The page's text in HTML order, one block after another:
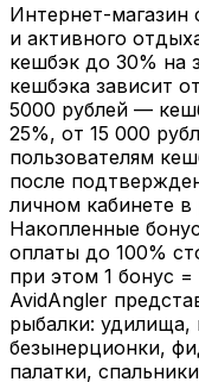
Интернет-магазин
и активного
кешбэк до 30% на
кешбэка зависит
5000 рублей —
25%, от 15 000
пользователям
после
личном кабинете
Накопленные
оплаты до 100%
при этом 1 бонус
AvidAngler
рыбалки:
безынерционки,
палатки,